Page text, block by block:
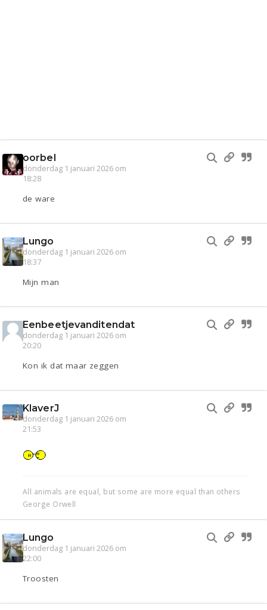
oorbel
donderdag 1 januari 2026 om
18:28
de ware
Lungo
donderdag 1 januari 2026 om
18:37
Mijn man
Eenbeetjevanditendat
donderdag 1 januari 2026 om
20:20
Kon ik dat maar zeggen
KlaverJ
donderdag 1 januari 2026 om
21:53
All animals are equal, but some are more equal than others
George Orwell
Lungo
donderdag 1 januari 2026 om
22:00
Troosten